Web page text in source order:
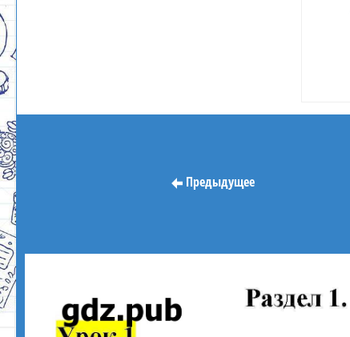
Предыдущее